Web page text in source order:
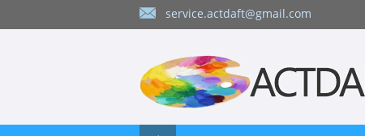
service.actdaft@gmail.com